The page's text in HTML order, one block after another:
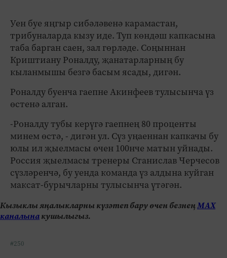
Уен буе яңгыр сибәләвенә карамастан,
трибуналарда кызу иде. Туп көндәш капкасына
таба барган саен, зал гөрләде. Соңыннан
Криштиану Роналду, җанатарларның бу
кыланмышы безгә басым ясады, дигән.
Роналду буенча гаепне Акинфеев тулысынча үз
өстенә алган.
-Роналду тубы керүгә гаепнең 80 проценты
минем өстә, - дигән ул. Сүз уңаеннан капкачы бу
юлы ил җыелмасы өчен 100нче матын уйнады.
Россия җыелмасы тренеры Станислав Черчесов
сүзләренчә, бу уенда команда үз алдына куйган
максат-бурычларны тулысынча үтәгән.
Кызыклы яңалыкларны күзәтеп бару өчен безнеңМАХ
каналынакушылыгыз.
#250